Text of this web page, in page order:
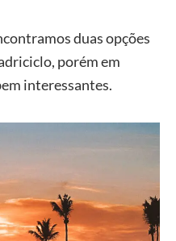
duas opções
porém em
interessantes.